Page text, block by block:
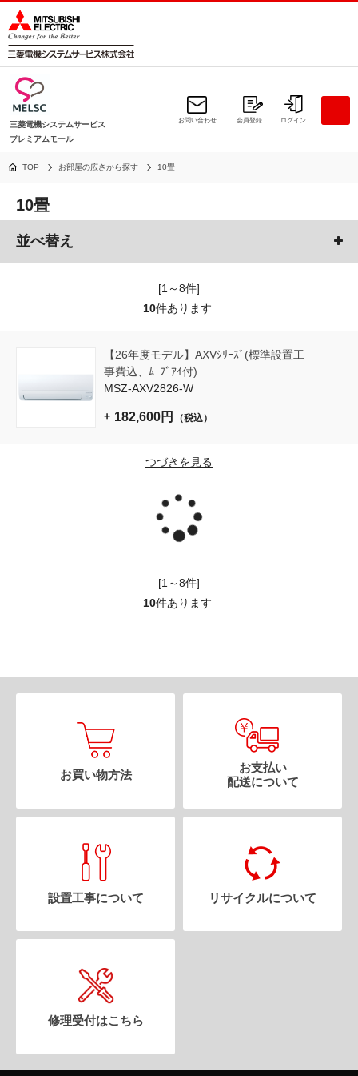
三菱電機システムサービス
プレミアムモール
お問い合わせ 会員登録 ログイン
TOP お部屋の広さから探す 10畳
10畳
並べ替え
[1～8件]
10件あります
【26年度モデル】AXVｼﾘｰｽﾞ(標準設置工
事費込、ﾑｰﾌﾞｱｲ付)
MSZ-AXV2826-W
182,600円 （税込）
つづきを見る
み
込
み
中
[1～8件]
10件あります
お買い物方法
お支払い
配送について
設置工事について リサイクルについて
修理受付はこちら